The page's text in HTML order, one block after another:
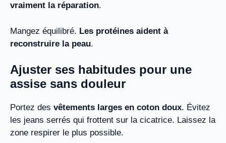
vraiment la réparation.
Mangez équilibré. Les protéines aident à
reconstruire la peau.
Ajuster ses habitudes pour une
assise sans douleur
Portez des vêtements larges en coton doux. Évitez
les jeans serrés qui frottent sur la cicatrice. Laissez la
zone respirer le plus possible.